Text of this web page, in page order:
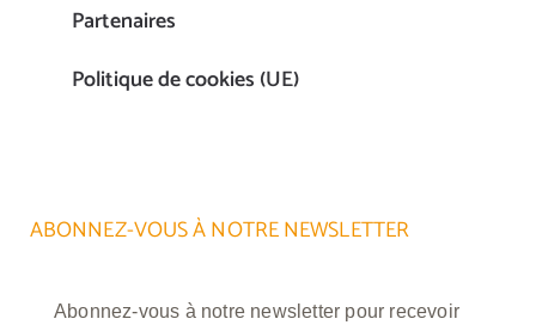
Partenaires
Politique de cookies (UE)
ABONNEZ-VOUS À NOTRE NEWSLETTER
Abonnez-vous à notre newsletter pour recevoir